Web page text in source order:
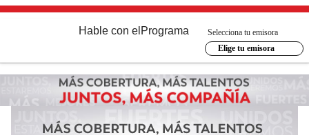
Hable con el Programa
Selecciona tu emisora
Elige tu emisora